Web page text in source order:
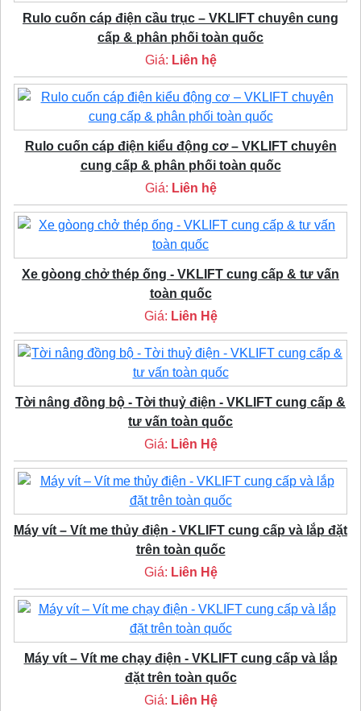
Rulo cuốn cáp điện cầu trục – VKLIFT chuyên cung
cấp & phân phối toàn quốc
Giá: Liên hệ
Rulo cuốn cáp điện kiểu động cơ – VKLIFT chuyên
cung cấp & phân phối toàn quốc
Giá: Liên hệ
Xe gòong chở thép ống - VKLIFT cung cấp & tư vấn
toàn quốc
Giá: Liên Hệ
Tời nâng đồng bộ - Tời thuỷ điện - VKLIFT cung cấp &
tư vấn toàn quốc
Giá: Liên Hệ
Máy vít – Vít me thủy điện - VKLIFT cung cấp và lắp đặt
trên toàn quốc
Giá: Liên Hệ
Máy vít – Vít me chạy điện - VKLIFT cung cấp và lắp
đặt trên toàn quốc
Giá: Liên Hệ